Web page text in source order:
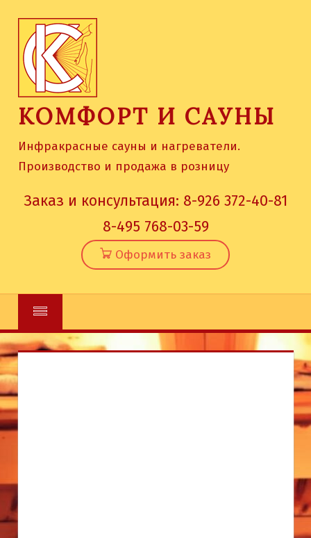
content
КОМФОРТ И САУНЫ
Инфракрасные сауны и нагреватели.
Производство и продажа в розницу
Заказ и консультация: 8-926 372-40-81
8-495 768-03-59
Оформить заказ